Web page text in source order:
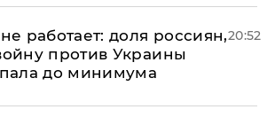
работает: доля россиян,
против Украины
до минимума
20:52